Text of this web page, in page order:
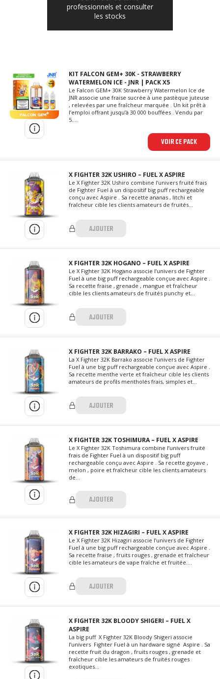
professionnels et consulter
les stocks
KIT FALCON GEM+ 30K - STRAWBERRY
WATERMELON ICE - JNR | PACK X5
Le Falcon GEM+ 30K Strawberry Watermelon Ice de
JNR associe une fraise sucrée à une pastèque juteuse
, relevées par une fraîcheur marquée . Un kit prêt à
l’emploi offrant jusqu’à 30 000 bouffées . Vendu par
5....
VOIR CE PACK
X FIGHTER 32K USHIRO – FUEL X ASPIRE
Le X Fighter 32K Ushiro combine l’univers fruité frais
de Fighter Fuel à un dispositif big puff rechargeable
conçu avec Aspire . Sa recette ananas , litchi et
fraîcheur cible les clients amateurs de fruités...
AJOUTER
X FIGHTER 32K HOGANO – FUEL X ASPIRE
Le X Fighter 32K Hogano associe l’univers de Fighter
Fuel à une big puff rechargeable conçue avec Aspire .
Sa recette fraise , grenade , mangue et fraîcheur
cible les clients amateurs de fruités punchy et...
AJOUTER
X FIGHTER 32K BARRAKO – FUEL X ASPIRE
La X Fighter 32K Barrako associe l’univers de Fighter
Fuel à une big puff rechargeable conçue avec Aspire .
Sa recette menthe verte et fraîcheur cible les clients
amateurs de profils mentholés frais, simples et...
AJOUTER
X FIGHTER 32K TOSHIMURA – FUEL X ASPIRE
Le X Fighter 32K Toshimura combine l’univers fruité
frais de Fighter Fuel à un dispositif big puff
rechargeable conçu avec Aspire . Sa recette goyave ,
melon , poire et fraîcheur cible les clients amateurs
de...
AJOUTER
X FIGHTER 32K HIZAGIRI – FUEL X ASPIRE
Le X Fighter 32K Hizagiri associe l’univers de Fighter
Fuel à une big puff rechargeable conçue avec Aspire .
Sa recette fraise , fruits rouges , grenade et fraîcheur
cible les amateurs de vape fraîche et fruitée....
AJOUTER
X FIGHTER 32K BLOODY SHIGERI – FUEL X
ASPIRE
La big puff X Fighter 32K Bloody Shigeri associe
l’univers Fighter Fuel à un hardware signé Aspire . Sa
recette fruit du dragon , fruits rouges , grenade et
fraîcheur cible les amateurs de fruités rouges
exotiques...